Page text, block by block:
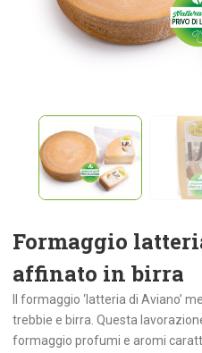
Formaggio
affinato in birra
Il formaggio ‘latteria di Aviano’
trebbie e birra. Questa
formaggio profumi e aromi